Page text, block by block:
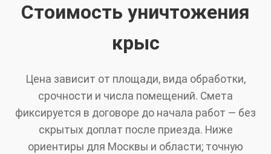
Стоимость уничтожения
крыс
Цена зависит от площади, вида обработки,
срочности и числа помещений. Смета
фиксируется в договоре до начала работ — без
скрытых доплат после приезда. Ниже
ориентиры для Москвы и области; точную